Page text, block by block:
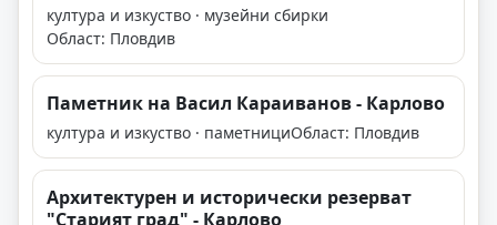
култура и изкуство · музейни сбирки
Област: Пловдив
Паметник на Васил Караиванов - Карлово
култура и изкуство · паметнициОбласт: Пловдив
Архитектурен и исторически резерват
"Старият град" - Карлово